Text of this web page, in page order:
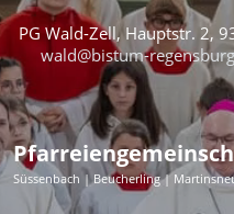
PG Wald-Zell, Hauptstr. 2,
wald@bistum-
Süssenbach | Beucherling |